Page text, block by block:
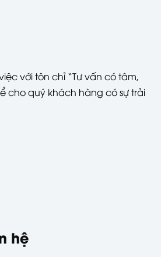
với tôn chỉ “Tư vấn có tâm,
cho quý khách hàng có sự trải
hệ